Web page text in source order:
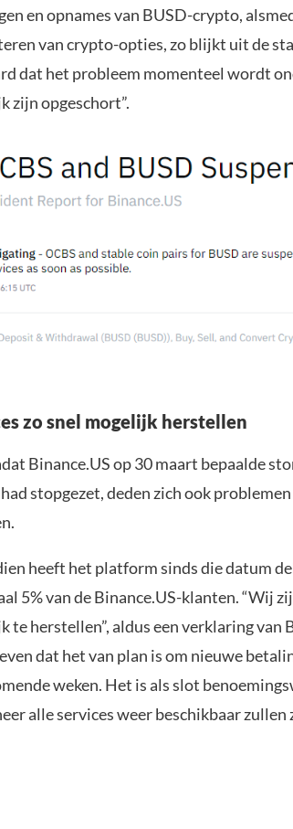
en opnames van BUSD-crypto,
van crypto-opties, zo blijkt uit de
dat het probleem momenteel wordt
zijn opgeschort”.
zo snel mogelijk herstellen
Binance.US op 30 maart bepaalde
stopgezet, deden zich ook
heeft het platform sinds die datum
5% van de Binance.US-klanten. “Wij
te herstellen”, aldus een verklaring
dat het van plan is om nieuwe
weken. Het is als slot
alle services weer beschikbaar zullen